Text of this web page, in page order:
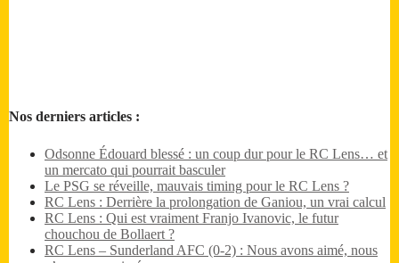
Nos derniers articles :
Odsonne Édouard blessé : un coup dur pour le RC Lens… et
un mercato qui pourrait basculer
Le PSG se réveille, mauvais timing pour le RC Lens ?
RC Lens : Derrière la prolongation de Ganiou, un vrai calcul
RC Lens : Qui est vraiment Franjo Ivanovic, le futur
chouchou de Bollaert ?
RC Lens – Sunderland AFC (0-2) : Nous avons aimé, nous